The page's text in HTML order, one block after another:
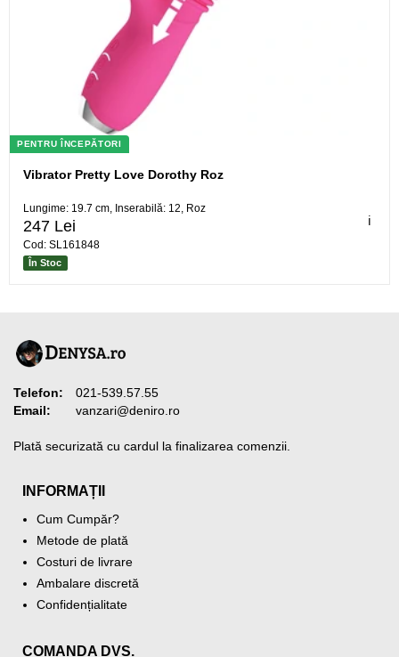
PENTRU ÎNCEPĂTORI
ℹ️
Vibrator Pretty Love Dorothy Roz
Lungime: 19.7 cm, Inserabilă: 12, Roz
247 Lei
Cod: SL161848
În Stoc
Telefon:
021-539.57.55
Email:
vanzari@deniro.ro
Plată securizată cu cardul la finalizarea comenzii.
INFORMAȚII
Cum Cumpăr?
Metode de plată
Costuri de livrare
Ambalare discretă
Confidențialitate
COMANDA DVS.